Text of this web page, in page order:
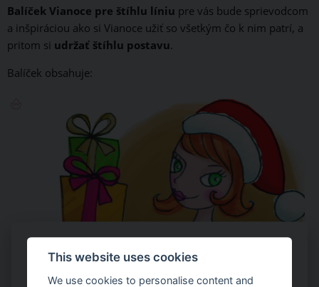
Balíček Vianoce pre štíhlu líniu pre vás bude sprievodcom
a inšpiráciou ako si Vianoce užiť so všetkým čo k nim patrí, a
pritom si udržať štíhlu postavu.
Balíček obsahuje:
This website uses cookies
We use cookies to personalise content and